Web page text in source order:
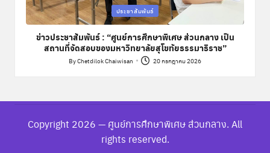
Posted
in
ประชาสัมพันธ์
ข่าวประชาสัมพันธ์ : “ศูนย์การศึกษาพิเศษ ส่วนกลาง เป็น
สถานที่จัดสอบของมหาวิทยาลัยสุโขทัยธรรมาธิราช”
Posted
ByChetdilok Chaiwisan 20 กรกฎาคม 2026
Copyright 2026 — ศูนย์การศึกษาพิเศษ ส่วนกลาง. All
rights reserved.